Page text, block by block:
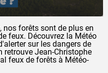
forêts sont de plus en
feux. Découvrez la Météo
sur les dangers de
retrouve Jean-Christophe
feux de forêts à Météo-